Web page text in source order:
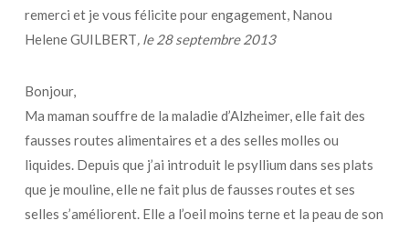
remerci et je vous félicite pour engagement, Nanou
Helene GUILBERT, le 28 septembre 2013
Bonjour,
Ma maman souffre de la maladie d’Alzheimer, elle fait des
fausses routes alimentaires et a des selles molles ou
liquides. Depuis que j’ai introduit le psyllium dans ses plats
que je mouline, elle ne fait plus de fausses routes et ses
selles s’améliorent. Elle a l’oeil moins terne et la peau de son